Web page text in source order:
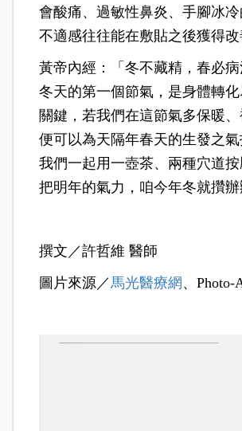
會酸痛、過敏性鼻炎、手腳冰
不適感往往能在敷貼之後獲得改
黃帝內經：「冬不藏精，春必
冬天的第一個節氣，是身體轉
關鍵，若我們在這節氣多保暖、
便可以為天隔年春天的生發之
我們一起用一壺茶、兩種穴道按
把明年的氣力，咱今年冬就攢辦
撰文／許哲維 醫師
圖片來源／ 馬光醫療網、Photo-